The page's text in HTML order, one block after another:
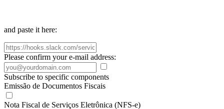
and paste it here:
Please confirm your e-mail address:
Subscribe to specific components
Emissão de Documentos Fiscais
Nota Fiscal de Serviços Eletrônica (NFS-e)